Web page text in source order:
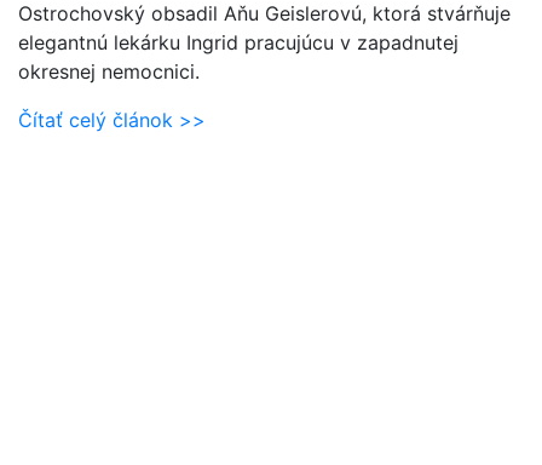
Ostrochovský obsadil Aňu Geislerovú, ktorá stvárňuje
elegantnú lekárku Ingrid pracujúcu v zapadnutej
okresnej nemocnici.
Čítať celý článok >>